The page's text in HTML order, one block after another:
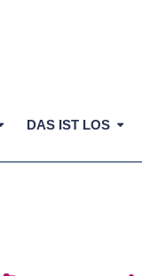
DAS IST LOS